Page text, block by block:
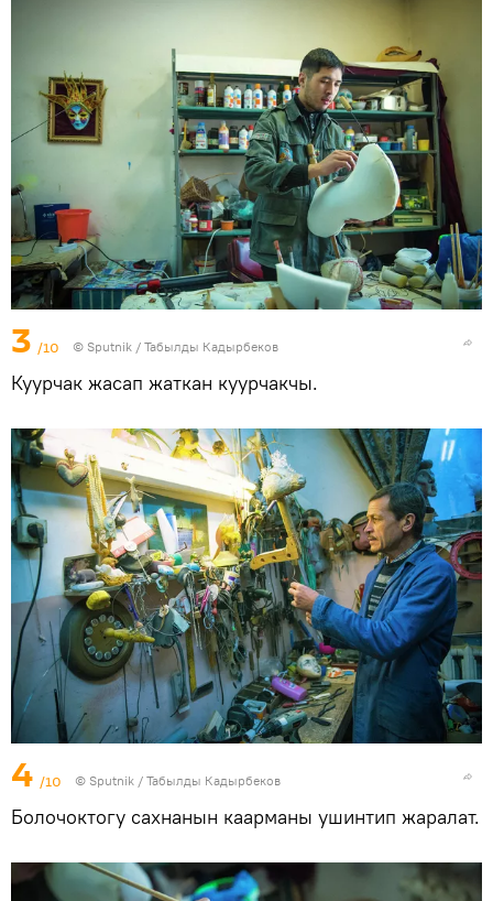
3 /10 © Sputnik / Табылды Кадырбеков
Куурчак жасап жаткан куурчакчы.
4 /10 © Sputnik / Табылды Кадырбеков
Болочоктогу сахнанын каарманы ушинтип жаралат.